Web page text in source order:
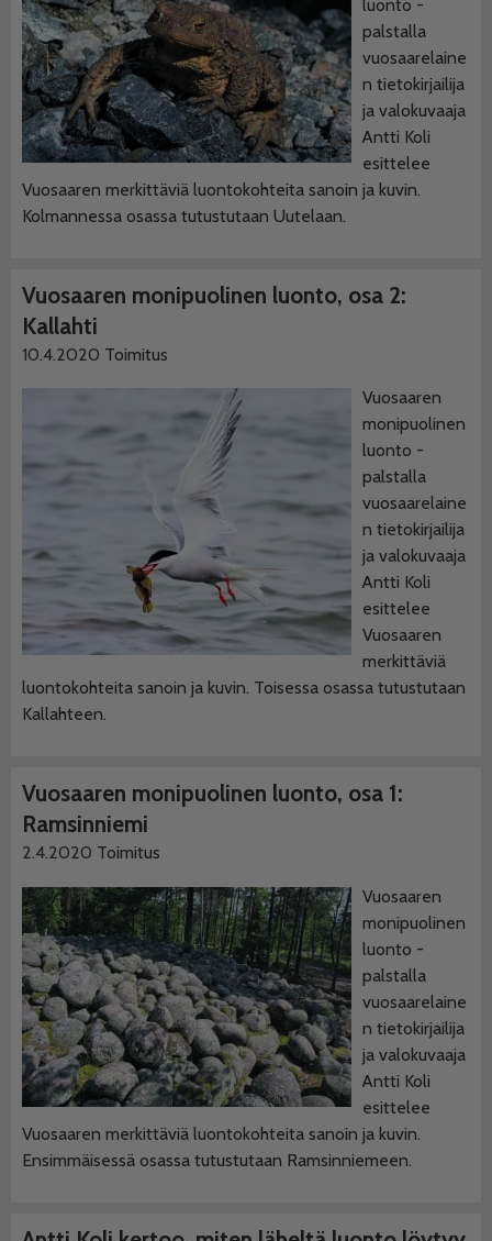
luonto -
palstalla
vuosaarelaine
n tietokirjailija
ja valokuvaaja
Antti Koli
esittelee
Vuosaaren merkittäviä luontokohteita sanoin ja kuvin.
Kolmannessa osassa tutustutaan Uutelaan.
Vuosaaren monipuolinen luonto, osa 2:
Kallahti
10.4.2020 Toimitus
Vuosaaren
monipuolinen
luonto -
palstalla
vuosaarelaine
n tietokirjailija
ja valokuvaaja
Antti Koli
esittelee
Vuosaaren
merkittäviä
luontokohteita sanoin ja kuvin. Toisessa osassa tutustutaan
Kallahteen.
Vuosaaren monipuolinen luonto, osa 1:
Ramsinniemi
2.4.2020 Toimitus
Vuosaaren
monipuolinen
luonto -
palstalla
vuosaarelaine
n tietokirjailija
ja valokuvaaja
Antti Koli
esittelee
Vuosaaren merkittäviä luontokohteita sanoin ja kuvin.
Ensimmäisessä osassa tutustutaan Ramsinniemeen.